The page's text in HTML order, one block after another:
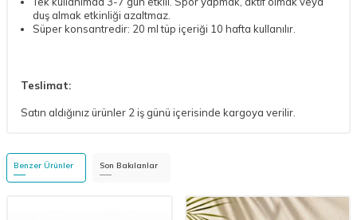
duş almak etkinliği azaltmaz.
Süper konsantredir: 20 ml tüp içeriği 10 hafta kullanılır.
Teslimat:
Satın aldığınız ürünler 2 iş günü içerisinde kargoya verilir.
Benzer Ürünler Son Bakılanlar